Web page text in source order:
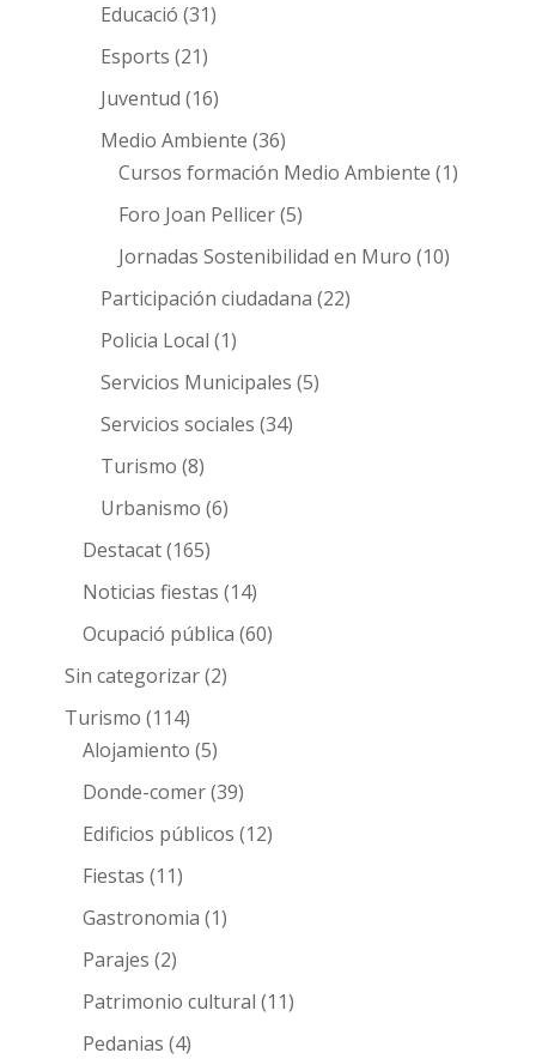
Educació (31)
Esports (21)
Juventud (16)
Medio Ambiente (36)
Cursos formación Medio Ambiente (1)
Foro Joan Pellicer(5)
Jornadas Sostenibilidad en Muro (10)
Participación ciudadana (22)
Policia Local (1)
Servicios Municipales (5)
Servicios sociales (34)
Turismo (8)
Urbanismo (6)
Destacat(165)
Noticias fiestas (14)
Ocupació pública (60)
Sin categorizar(2)
Turismo (114)
Alojamiento (5)
Donde-comer(39)
Edificios públicos (12)
Fiestas (11)
Gastronomia (1)
Parajes (2)
Patrimonio cultural (11)
Pedanias (4)